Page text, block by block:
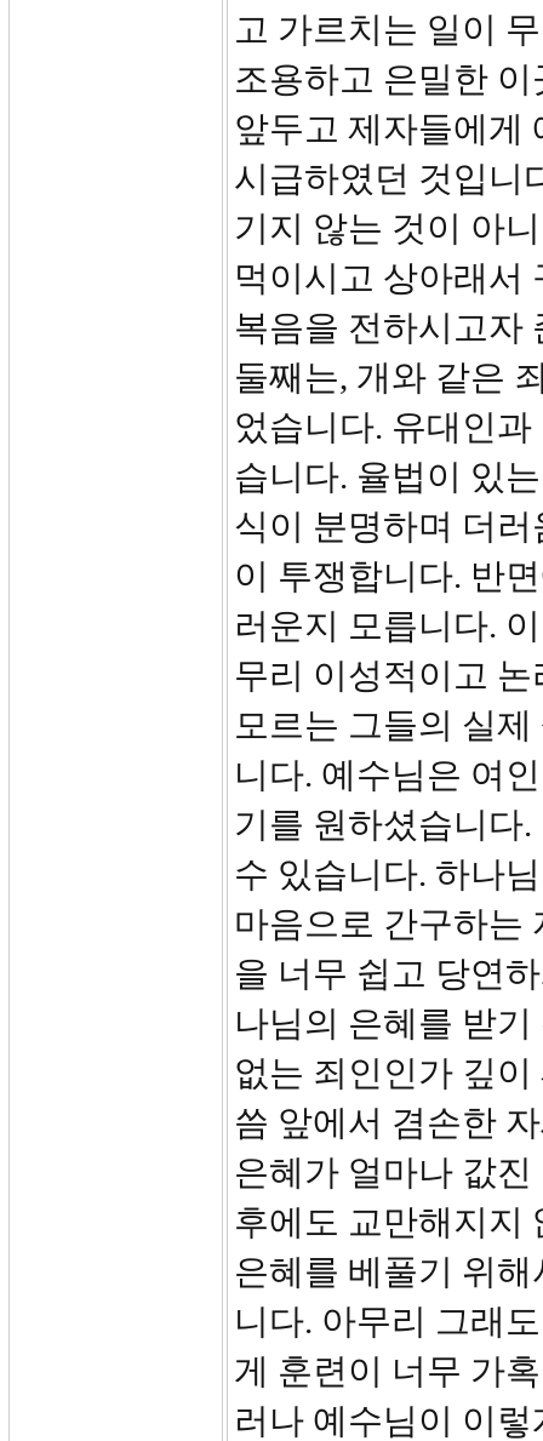
고 가르치는 일이
조용하고 은밀한
앞두고 제자들에게
시급하였던 것입니
기지 않는 것이 아
먹이시고 상아래서
복음을 전하시고자
둘째는, 개와 같은
었습니다. 유대인
습니다. 율법이 있
식이 분명하며 더
이 투쟁합니다. 반
러운지 모릅니다.
무리 이성적이고
모르는 그들의 실
니다. 예수님은 여
기를 원하셨습니다
수 있습니다. 하나
마음으로 간구하는
을 너무 쉽고 당연
나님의 은혜를 받
없는 죄인인가 깊
씀 앞에서 겸손한
은혜가 얼마나 값
후에도 교만해지지
은혜를 베풀기 위
니다. 아무리 그래
게 훈련이 너무 가
러나 예수님이 이